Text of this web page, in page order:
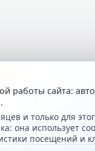
работы сайта:
и только для
она использует
посещений и